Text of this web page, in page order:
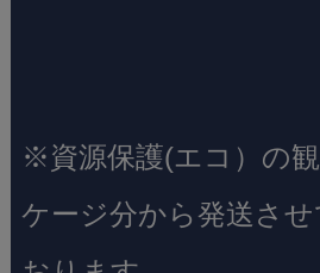
※資源保護(エコ）の
ケージ分から発送さ